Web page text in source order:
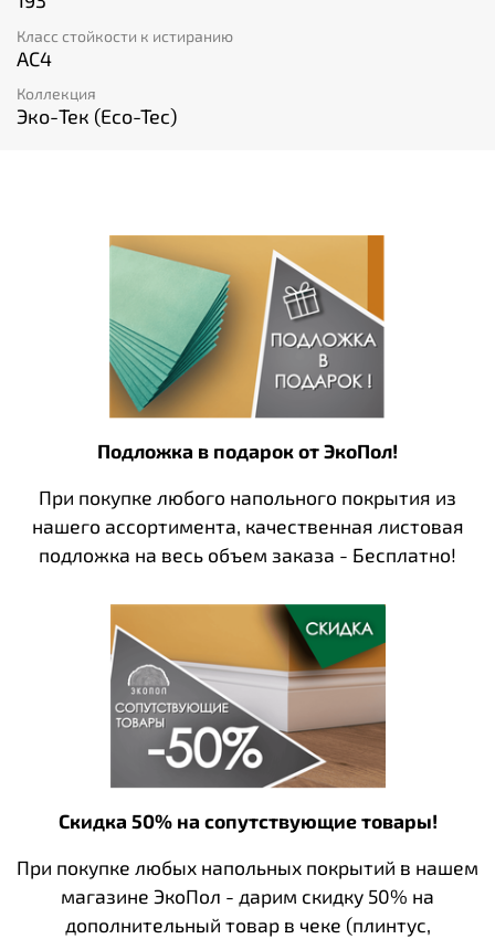
Класс стойкости к истиранию
AC4
Коллекция
Эко-Тек (Eco-Tec)
Подложка в подарок от ЭкоПол!
При покупке любого напольного покрытия из
нашего ассортимента, качественная листовая
подложка на весь объем заказа - Бесплатно!
Скидка 50% на сопутствующие товары!
При покупке любых напольных покрытий в нашем
магазине ЭкоПол - дарим скидку 50% на
дополнительный товар в чеке (плинтус,